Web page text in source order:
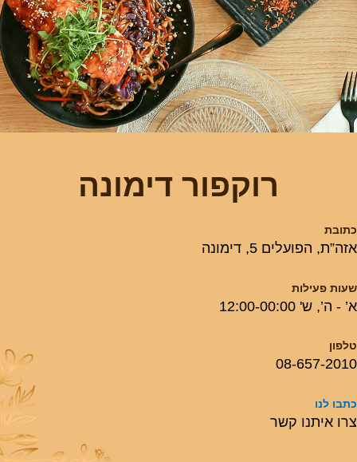
רוקפור דימונה
כתובת
אזה”ת, הפועלים 5, דימונה
שעות פעילות
א’ - ה’, ש' 12:00-00:00
טלפון
08-657-2010
כתבו לנו
צרו איתנו קשר